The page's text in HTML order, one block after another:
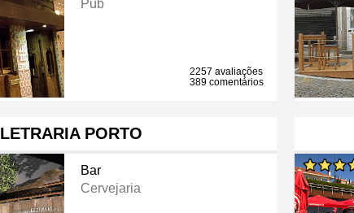
Pub
2257 avaliações
389 comentários
LETRARIA PORTO
Bar
Cervejaria